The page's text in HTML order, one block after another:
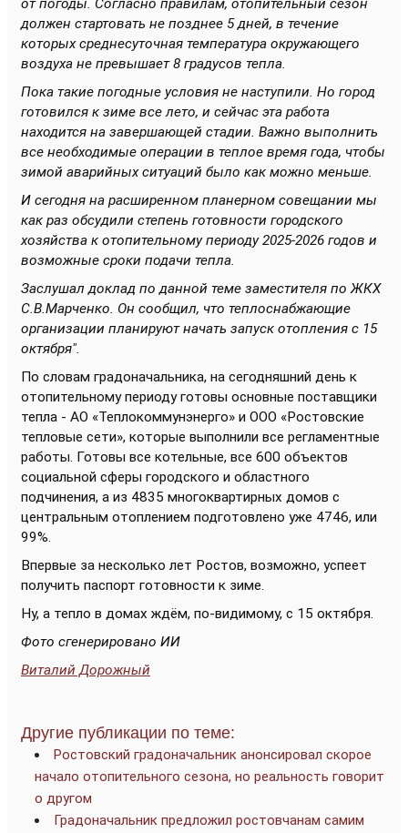
от погоды. Согласно правилам, отопительный сезон
должен стартовать не позднее 5 дней, в течение
которых среднесуточная температура окружающего
воздуха не превышает 8 градусов тепла.
Пока такие погодные условия не наступили. Но город
готовился к зиме все лето, и сейчас эта работа
находится на завершающей стадии. Важно выполнить
все необходимые операции в теплое время года, чтобы
зимой аварийных ситуаций было как можно меньше.
И сегодня на расширенном планерном совещании мы
как раз обсудили степень готовности городского
хозяйства к отопительному периоду 2025-2026 годов и
возможные сроки подачи тепла.
Заслушал доклад по данной теме заместителя по ЖКХ
С.В.Марченко. Он сообщил, что теплоснабжающие
организации планируют начать запуск отопления с 15
октября".
По словам градоначальника, на сегодняшний день к
отопительному периоду готовы основные поставщики
тепла - АО «Теплокоммунэнерго» и ООО «Ростовские
тепловые сети», которые выполнили все регламентные
работы. Готовы все котельные, все 600 объектов
социальной сферы городского и областного
подчинения, а из 4835 многоквартирных домов с
центральным отоплением подготовлено уже 4746, или
99%.
Впервые за несколько лет Ростов, возможно, успеет
получить паспорт готовности к зиме.
Ну, а тепло в домах ждём, по-видимому, с 15 октября.
Фото сгенерировано ИИ
Виталий Дорожный
Другие публикации по теме:
Ростовский градоначальник анонсировал скорое
начало отопительного сезона, но реальность говорит
о другом
Градоначальник предложил ростовчанам самим